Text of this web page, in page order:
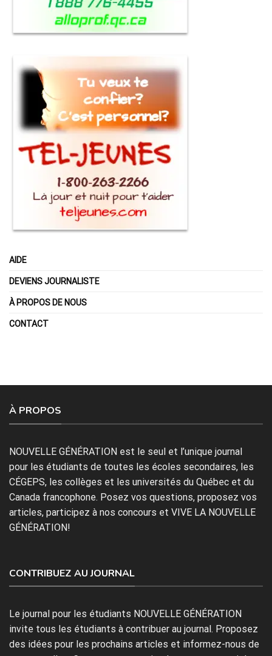
AIDE
DEVIENS JOURNALISTE
À PROPOS DE NOUS
CONTACT
À PROPOS
NOUVELLE GÉNÉRATION est le seul et l’unique journal
pour les étudiants de toutes les écoles secondaires, les
CÉGEPS, les collèges et les universités du Québec et du
Canada francophone. Posez vos questions, proposez vos
articles, participez à nos concours et VIVE LA NOUVELLE
GÉNÉRATION!
CONTRIBUEZ AU JOURNAL
Le journal pour les étudiants NOUVELLE GÉNÉRATION
invite tous les étudiants à contribuer au journal. Proposez
des idées pour les prochains articles et informez-nous de